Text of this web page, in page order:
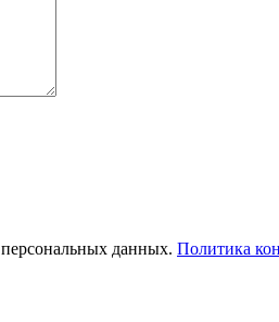
данных. Политика